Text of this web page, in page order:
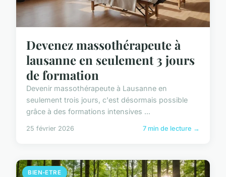
Devenez massothérapeute à
lausanne en seulement 3 jours
de formation
Devenir massothérapeute à Lausanne en
seulement trois jours, c'est désormais possible
grâce à des formations intensives ...
25 février 2026 7 min de lecture →
BIEN-ETRE